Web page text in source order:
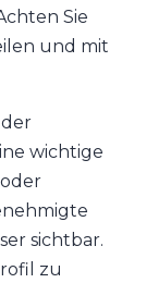
Sie
und mit
wichtige
sichtbar.
zu